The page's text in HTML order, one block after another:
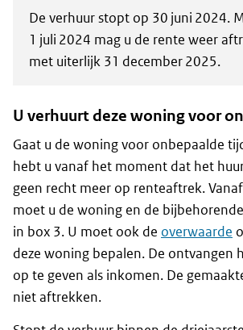
De verhuur stopt op 30 juni 2024.
1 juli 2024 mag u de rente weer
met uiterlijk 31 december 2025.
U verhuurt deze woning voor
Gaat u de woning voor onbepaalde
hebt u vanaf het moment dat het
geen recht meer op renteaftrek.
moet u de woning en de
in box 3. U moet ook de overwaarde
deze woning bepalen. De ontvangen
op te geven als inkomen. De
niet aftrekken.